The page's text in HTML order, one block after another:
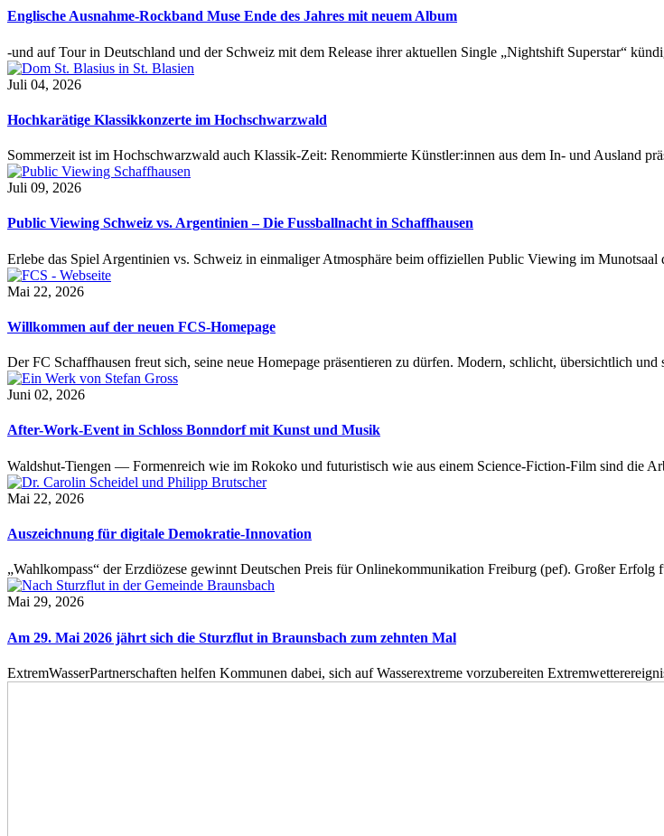
Englische Ausnahme-Rockband Muse Ende des Jahres mit neuem Album
-und auf Tour in Deutschland und der Schweiz mit dem Release ihrer aktuellen Single „Nightshift Superstar“
Juli 04, 2026
Hochkarätige Klassikkonzerte im Hochschwarzwald
Sommerzeit ist im Hochschwarzwald auch Klassik-Zeit: Renommierte Künstler:innen aus dem In- und Ausland
Juli 09, 2026
Public Viewing Schweiz vs. Argentinien – Die Fussballnacht in Schaffhausen
Erlebe das Spiel Argentinien vs. Schweiz in einmaliger Atmosphäre beim offiziellen Public Viewing im
Mai 22, 2026
Willkommen auf der neuen FCS-Homepage
Der FC Schaffhausen freut sich, seine neue Homepage präsentieren zu dürfen. Modern, schlicht, übersichtlich
Juni 02, 2026
After-Work-Event in Schloss Bonndorf mit Kunst und Musik
Waldshut-Tiengen — Formenreich wie im Rokoko und futuristisch wie aus einem Science-Fiction-Film sind die
Mai 22, 2026
Auszeichnung für digitale Demokratie-Innovation
„Wahlkompass“ der Erzdiözese gewinnt Deutschen Preis für Onlinekommunikation Freiburg (pef). Großer
Mai 29, 2026
Am 29. Mai 2026 jährt sich die Sturzflut in Braunsbach zum zehnten Mal
ExtremWasserPartnerschaften helfen Kommunen dabei, sich auf Wasserextreme vorzubereiten